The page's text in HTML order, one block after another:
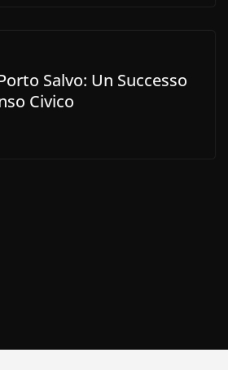
Salvo: Un Successo
Civico